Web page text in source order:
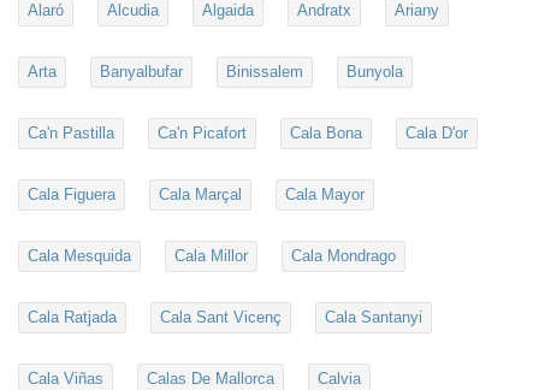
Alaró Alcudia Algaida Andratx Ariany
Arta Banyalbufar Binissalem Bunyola
Ca'n Pastilla Ca'n Picafort Cala Bona Cala D'or
Cala Figuera Cala Marçal Cala Mayor
Cala Mesquida Cala Millor Cala Mondrago
Cala Ratjada Cala Sant Vicenç Cala Santanyi
Cala Viñas Calas De Mallorca Calvia